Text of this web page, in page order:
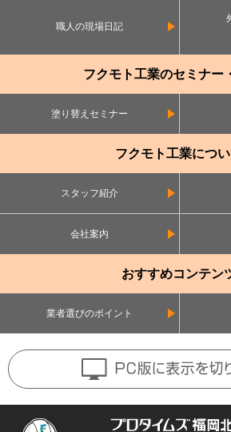
職人の現場日記
フクモト工業のセミナー
塗り替えセミナー
フクモト工業につ
スタッフ紹介
会社案内
おすすめコンテン
業者選びのポイント